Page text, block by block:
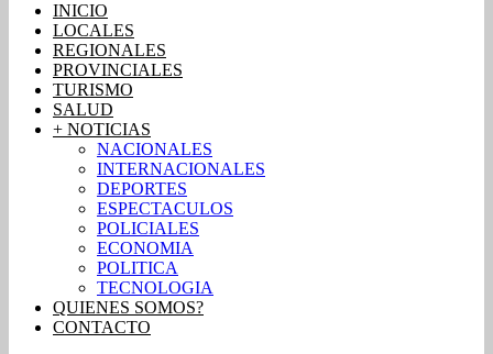
INICIO
LOCALES
REGIONALES
PROVINCIALES
TURISMO
SALUD
+ NOTICIAS
NACIONALES
INTERNACIONALES
DEPORTES
ESPECTACULOS
POLICIALES
ECONOMIA
POLITICA
TECNOLOGIA
QUIENES SOMOS?
CONTACTO